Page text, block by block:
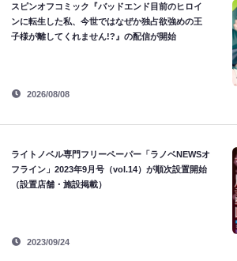
スピンオフコミック『バッドエンド目前のヒロイ
ンに転生した私、今世ではなぜか独占欲強めの王
子様が離してくれません!?』の配信が開始
2026/08/08
ライトノベル専門フリーペーパー「ラノベNEWSオ
フライン」2023年9月号（vol.14）が順次設置開始
（設置店舗・施設掲載）
2023/09/24